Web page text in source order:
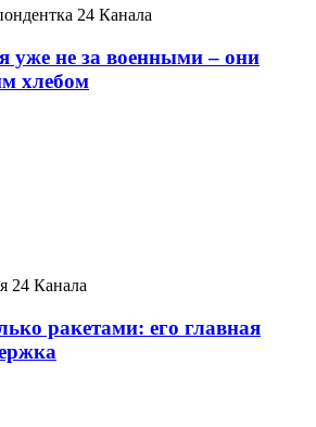
24 Канала
уже не за военными – они
хлебом
24 Канала
ракетами: его главная